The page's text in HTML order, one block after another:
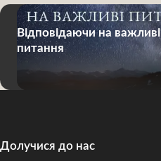
Відповідаючи на важливі
питання
Долучися до нас